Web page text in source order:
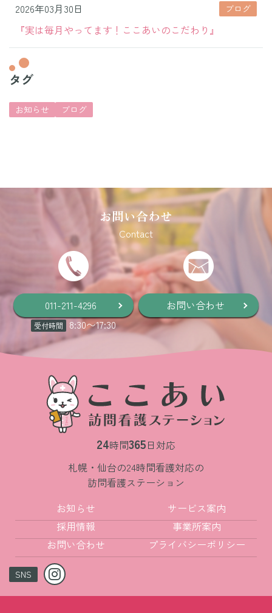
2026年03月30日 ブログ
『実は毎月やってます！ここあいのこだわり』
タグ
お知らせ ブログ
お問い合わせ
Contact
011-211-4296
受付時間 8:30〜17:30
お問い合わせ
24時間365日対応
札幌・仙台の24時間看護対応の
訪問看護ステーション
お知らせ
サービス案内
採用情報
事業所案内
お問い合わせ
プライバシーポリシー
SNS